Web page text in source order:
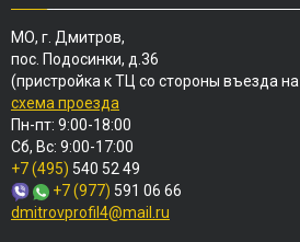
МО, г. Дмитров,
пос. Подосинки, д.36
(пристройка к ТЦ со стороны въезда
схема проезда
Пн-пт: 9:00-18:00
Сб, Вс: 9:00-17:00
+7 (495) 540 52 49
+7 (977) 591 06 66
dmitrovprofil4@mail.ru